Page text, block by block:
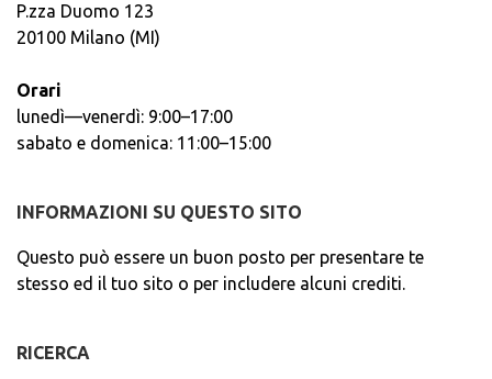
P.zza Duomo 123
20100 Milano (MI)
Orari
lunedì—venerdì: 9:00–17:00
sabato e domenica: 11:00–15:00
INFORMAZIONI SU QUESTO SITO
Questo può essere un buon posto per presentare te
stesso ed il tuo sito o per includere alcuni crediti.
RICERCA